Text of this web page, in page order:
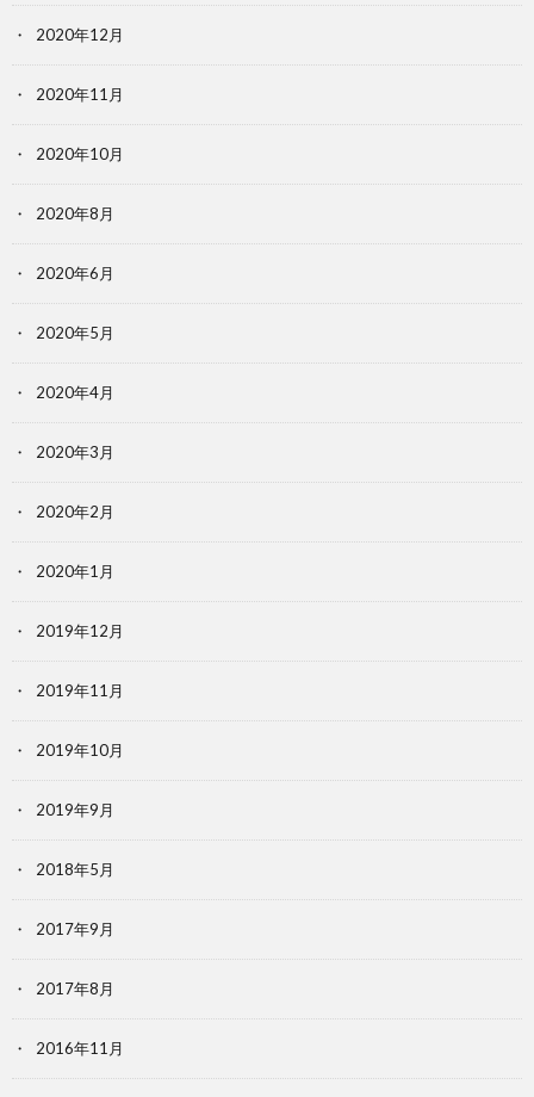
2020年12月
2020年11月
2020年10月
2020年8月
2020年6月
2020年5月
2020年4月
2020年3月
2020年2月
2020年1月
2019年12月
2019年11月
2019年10月
2019年9月
2018年5月
2017年9月
2017年8月
2016年11月